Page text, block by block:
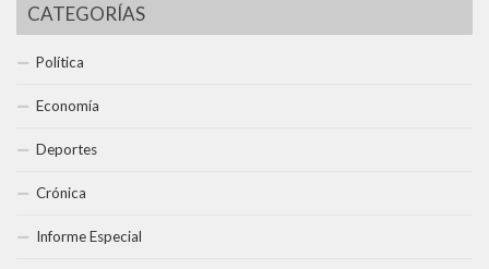
CATEGORÍAS
Política
Economía
Deportes
Crónica
Informe Especial